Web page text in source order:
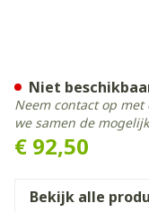
€ 92,50
Niet
Neem contact op
we samen de
Bekijk alle